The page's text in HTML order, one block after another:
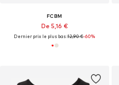
FCBM
De 5,16 €
Dernier prix le plus bas :12,90 €-60%